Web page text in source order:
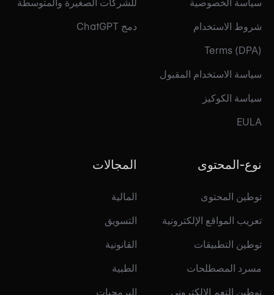
سياسة الخصوصية
شروط الاستخدام
Terms (DPA)
سياسة الاستخدام المقبول
سياسة الكوكيز
EULA
للشركات الصغيرة والمتوسطة
دمج ChatGPT
نوع-المحتوى
توطين المحتوى
تعريب المواقع الإلكترونية
توطين التطبيقات
مسرد المصطلحات
توطين التعم الإلكتروني
المجالات
المالية
التسويق
القانونية
الطبية
البرمجيات